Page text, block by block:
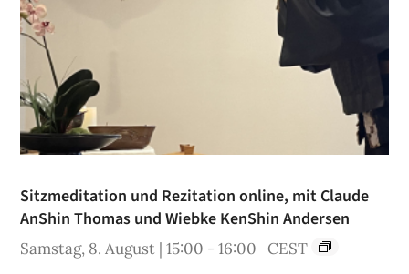
Sitzmeditation und Rezitation online, mit Claude
AnShin Thomas und Wiebke KenShin Andersen
Samstag, 8. August | 15:00 -16:00 CEST